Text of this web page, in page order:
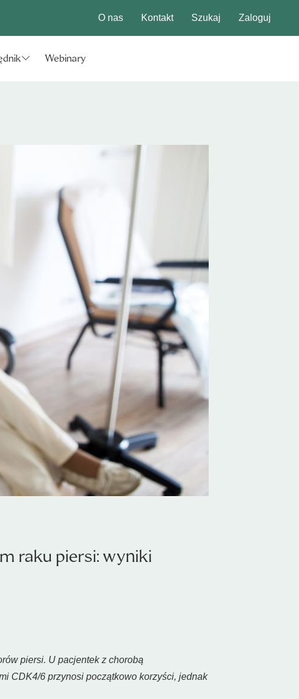
O nas Kontakt Szukaj Zaloguj
Webinary
raku piersi: wyniki
piersi. U pacjentek z chorobą
CDK4/6 przynosi początkowo korzyści, jednak